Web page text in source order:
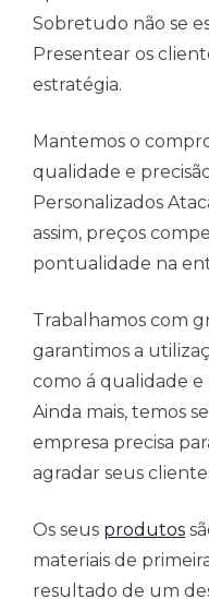
Sobretudo não se
Presentear os
estratégia.
Mantemos o
qualidade e
Personalizados
assim, preços
pontualidade na
Trabalhamos com
garantimos a
como á qualidade
Ainda mais, temos
empresa precisa
agradar seus
Os seus produtos
materiais de
resultado de um